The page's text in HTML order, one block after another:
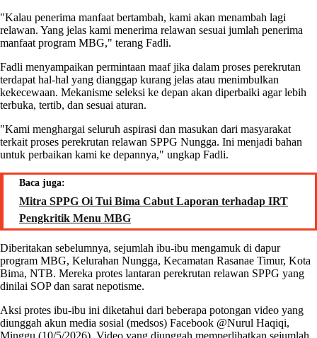
"Kalau penerima manfaat bertambah, kami akan menambah lagi
relawan. Yang jelas kami menerima relawan sesuai jumlah penerima
manfaat program MBG," terang Fadli.
Fadli menyampaikan permintaan maaf jika dalam proses perekrutan
terdapat hal-hal yang dianggap kurang jelas atau menimbulkan
kekecewaan. Mekanisme seleksi ke depan akan diperbaiki agar lebih
terbuka, tertib, dan sesuai aturan.
"Kami menghargai seluruh aspirasi dan masukan dari masyarakat
terkait proses perekrutan relawan SPPG Nungga. Ini menjadi bahan
untuk perbaikan kami ke depannya," ungkap Fadli.
Baca juga:
Mitra SPPG Oi Tui Bima Cabut Laporan terhadap IRT
Pengkritik Menu MBG
Diberitakan sebelumnya, sejumlah ibu-ibu mengamuk di dapur
program MBG, Kelurahan Nungga, Kecamatan Rasanae Timur, Kota
Bima, NTB. Mereka protes lantaran perekrutan relawan SPPG yang
dinilai SOP dan sarat nepotisme.
Aksi protes ibu-ibu ini diketahui dari beberapa potongan video yang
diunggah akun media sosial (medsos) Facebook @Nurul Haqiqi,
Minggu (10/5/2026). Video yang diunggah memperlihatkan sejumlah